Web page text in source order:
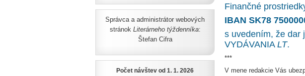
Finančné
IBAN SK78
s uvedením, že dar
VYDÁVANIA LT.
***
V mene redakcie Vás
Správca a administrátor webových
stránok Literárneho týždenníka:
Štefan Cifra
Počet návštev od 1. 1. 2026